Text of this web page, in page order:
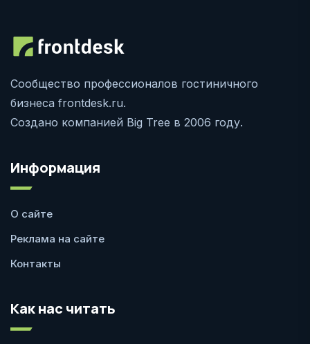
Сообщество профессионалов гостиничного
бизнеса frontdesk.ru.
Создано компанией Big Tree в 2006 году.
Информация
О сайте
Реклама на сайте
Контакты
Как нас читать